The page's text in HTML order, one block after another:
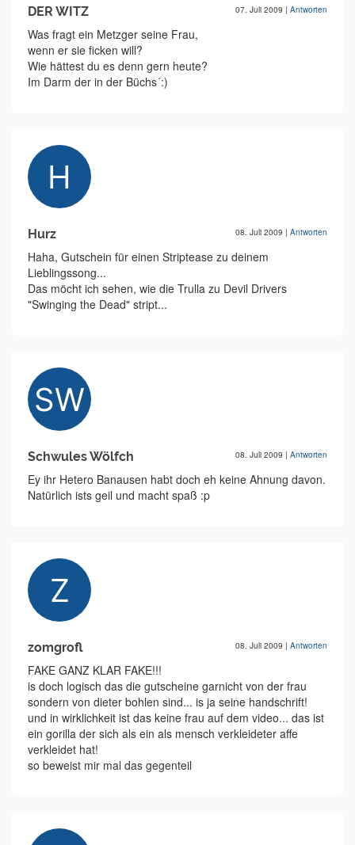
DER WITZ 07. Juli 2009 | Antworten
Was fragt ein Metzger seine Frau,
wenn er sie ficken will?
Wie hättest du es denn gern heute?
Im Darm der in der Büchs´:)
Hurz 08. Juli 2009 | Antworten
Haha, Gutschein für einen Striptease zu deinem
Lieblingssong...
Das möcht ich sehen, wie die Trulla zu Devil Drivers
"Swinging the Dead" stript...
Schwules Wölfch 08. Juli 2009 | Antworten
Ey ihr Hetero Banausen habt doch eh keine Ahnung davon.
Natürlich ists geil und macht spaß :p
zomgrofl 08. Juli 2009 | Antworten
FAKE GANZ KLAR FAKE!!!
is doch logisch das die gutscheine garnicht von der frau
sondern von dieter bohlen sind... is ja seine handschrift!
und in wirklichkeit ist das keine frau auf dem video... das ist
ein gorilla der sich als ein als mensch verkleideter affe
verkleidet hat!
so beweist mir mal das gegenteil